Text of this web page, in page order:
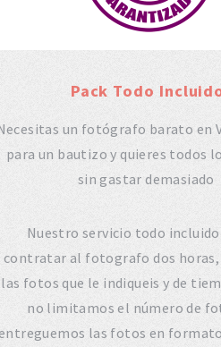
Pack Todo
un fotógrafo barato en
para un bautizo y quieres todos
sin gastar demasiado
Nuestro servicio todo
contratar al fotografo dos horas,
las fotos que le indiqueis y de
no limitamos el número de
las fotos en